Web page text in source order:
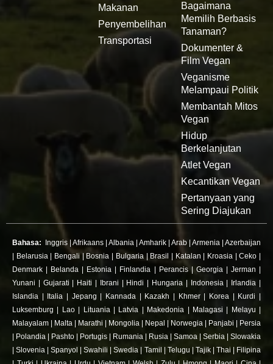
Makanan
Penyembelihan
Transportasi
Bagaimana
Memilih Berbasis
Tanaman?
Dokumenter &
Film Vegan
Veganisme
Melampaui Politik
Membantah Mitos
Vegan
Hidup
Berkelanjutan
Atlet Vegan
Kecantikan Vegan
Pertanyaan yang
Sering Diajukan
Bahasa: Inggris Afrikaans Albania Amharik Arab Armenia Azerbaijan
Belarusia| Bengali Bosnia Bulgaria| Brasil Katalan Kroasia|Ceko
Denmark
Belanda Estonia Finlandia Perancis| Georgia| Jerman
Yunani
Gujarati Haiti Ibrani Hindi Hungaria Indonesia| Irlandia
Islandia
Italia Jepang Kannada Kazakh Khmer| Korea Kurdi
Luksemburg
Lao| Lituania| Latvia Makedonia Malagasi Melayu
Malayalam
Malta Marathi Mongolia Nepal Norwegia Panjabi
Persia
Polandia Pashto Portugis Rumania Rusia Samoa Serbia
Slowakia
|Slovenia |Spanyol |Swahili |Swedia Tamil Telugu Tajik| Thai
Filipina